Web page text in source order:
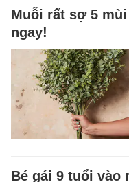
Muỗi rất sợ 5
ngay!
Bé gái 9 tuổi vào